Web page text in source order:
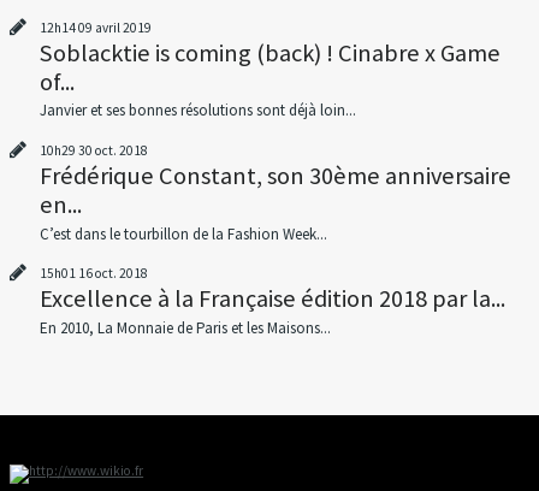
12h1409 avril 2019
Soblacktie is coming (back) ! Cinabre x Game
of...
Janvier et ses bonnes résolutions sont déjà loin...
10h29 30 oct. 2018
Frédérique Constant, son 30ème anniversaire
en...
C’est dans le tourbillon de la Fashion Week...
15h01 16oct. 2018
Excellence à la Française édition 2018 par la...
En 2010, La Monnaie de Paris et les Maisons...